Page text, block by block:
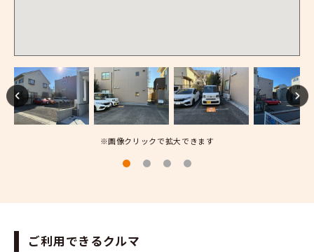
※画像クリックで拡大できます
ご利用できるクルマ